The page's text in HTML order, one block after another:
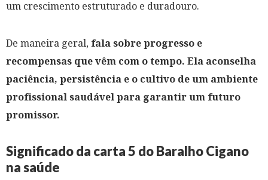
um crescimento estruturado e duradouro.
De maneira geral, fala sobre progresso e
recompensas que vêm com o tempo. Ela aconselha
paciência, persistência e o cultivo de um ambiente
profissional saudável para garantir um futuro
promissor.
Significado da carta 5 do Baralho Cigano
na saúde